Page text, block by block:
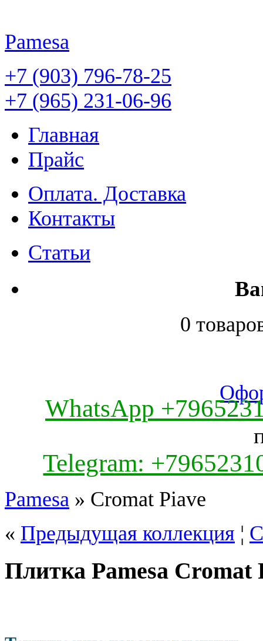
Pamesa
+7 (903) 796-78-25
+7 (965) 231-06-96
Главная
Прайс
Оплата. Доставка
Контакты
Статьи
0
WhatsApp
Telegram:
Pamesa » Cromat Piave
« Предыдущая коллекция ¦
Плитка Pamesa Cromat